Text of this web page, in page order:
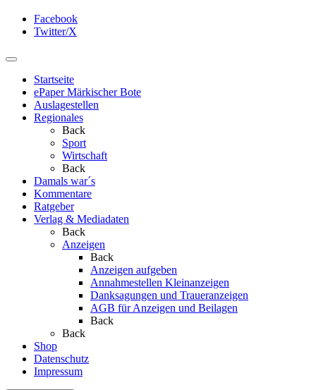
Facebook
Twitter/X
Startseite
ePaper Märkischer Bote
Auslagestellen
Regionales
Back
Sport
Wirtschaft
Back
Damals war´s
Kommentare
Ratgeber
Verlag & Mediadaten
Back
Anzeigen
Back
Anzeigen aufgeben
Annahmestellen Kleinanzeigen
Danksagungen und Traueranzeigen
AGB für Anzeigen und Beilagen
Back
Back
Shop
Datenschutz
Impressum